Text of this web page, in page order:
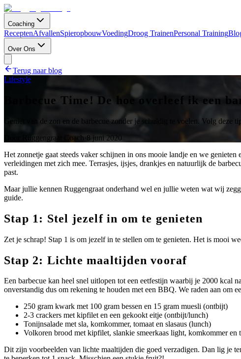
Coaching
ReceptenAfvallenSpieropbouwVoedingDroog TrainenPersonal Training
Over Ons
Terug naar blog
Lifestyle
Barbecue Time! De hoe overleef ik een
Geniet van de zon en de barbecue zonder je schuldig te voelen. Volg deze
Ruggengraat Coach·8 juni 2020
Het zonnetje gaat steeds vaker schijnen in ons mooie landje en we
verleidingen met zich mee. Terrasjes, ijsjes, drankjes en natuurlijk de
past.
Maar jullie kennen Ruggengraat onderhand wel en jullie weten wat wij
guide.
Stap 1: Stel jezelf in om te genieten
Zet je schrap! Stap 1 is om jezelf in te stellen om te genieten. Het is mooi
Stap 2: Lichte maaltijden vooraf
Een barbecue kan heel snel uitlopen tot een eetfestijn waarbij je 2000 kcal
onverstandig dus om rekening te houden met een BBQ. We raden aan om
250 gram kwark met 100 gram bessen en 15 gram muesli (ontbijt)
2-3 crackers met kipfilet en een gekookt eitje (ontbijt/lunch)
Tonijnsalade met sla, komkommer, tomaat en slasaus (lunch)
Volkoren brood met kipfilet, slankie smeerkaas light, komkommer en
Dit zijn voorbeelden van lichte maaltijden die goed verzadigen. Dan lig je